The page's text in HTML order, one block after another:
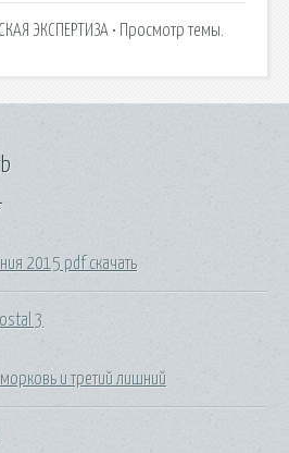
ЭКСПЕРТИЗА • Просмотр темы.
2015 pdf скачать
3
и третий лишний